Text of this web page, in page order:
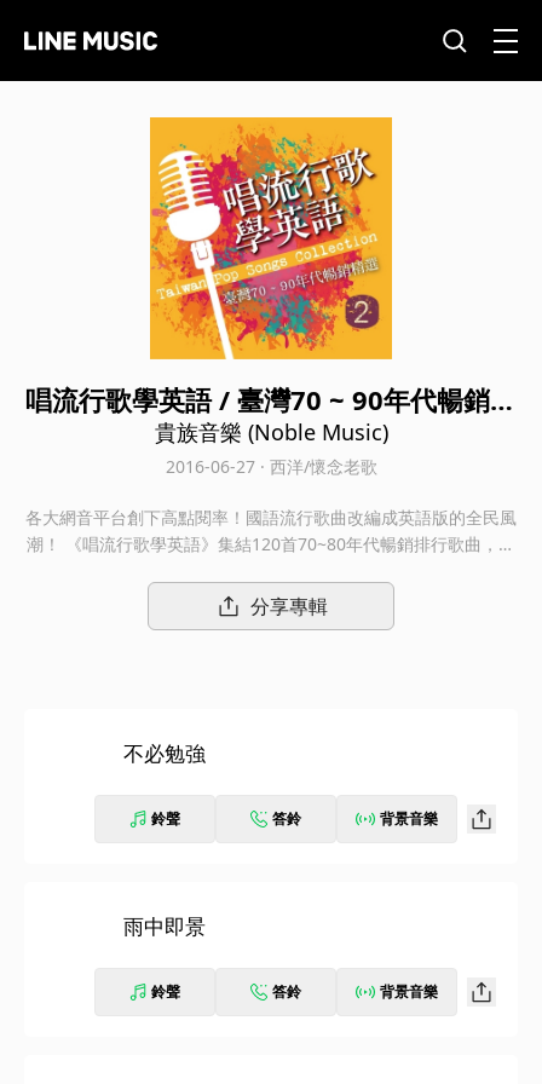
唱流行歌學英語 / 臺灣70 ~ 90年代暢銷精
選 CD2
貴族音樂 (Noble Music)
2016-06-27 · 西洋/懷念老歌
各大網音平台創下高點閱率！國語流行歌曲改編成英語版的全民風
潮！ 《唱流行歌學英語》集結120首70~80年代暢銷排行歌曲，全
健〈心的方向〉、芝麻龍眼〈動不動就說愛我〉……首首動聽、張
張經典！天籟般的歌聲與猶如「音樂磁場」的優美樂風，在熟悉旋
分享專輯
不必勉強
鈴聲 答鈴 背景音樂
雨中即景
鈴聲 答鈴 背景音樂